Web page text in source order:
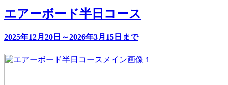
エアーボード半日コース
2025年12月20日～2026年3月15日まで